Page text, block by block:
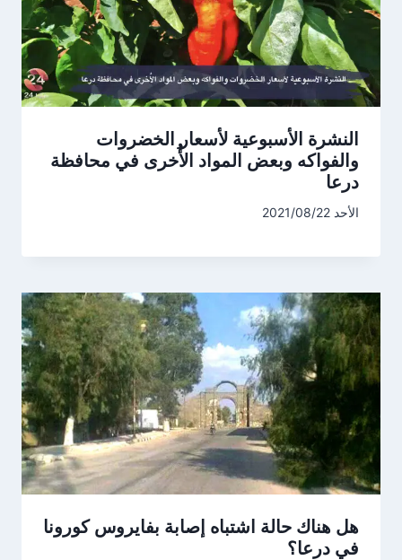
النشرة الأسبوعية لأسعار الخضروات
والفواكه وبعض المواد الأُخرى في محافظة
درعا
الأحد 2021/08/22
هل هناك حالة اشتباه إصابة بفايروس كورونا
في درعا؟